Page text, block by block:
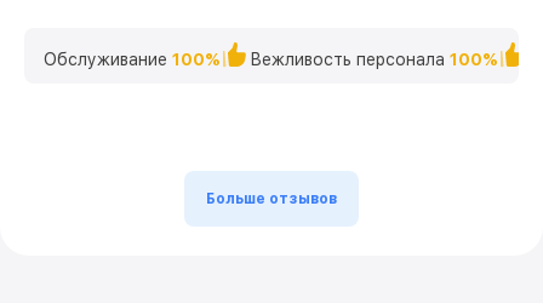
Обслуживание 100% Вежливость персонала 100%
Больше отзывов